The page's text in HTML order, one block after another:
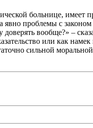
больнице,
проблемы с законом
вообще?» –
или как
сильной